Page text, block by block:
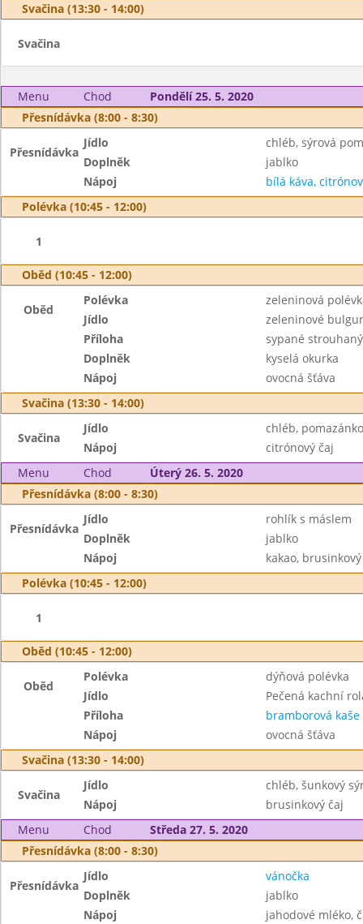
Svačina (13:30 - 14:00)
Svačina
Menu Chod
Pondělí 25. 5. 2020
Přesnídávka (8:00 - 8:30)
Přesnídávka
Jídlo
chléb, sýrová
Doplněk
jablko
Nápoj
bílá káva,
Polévka (10:45 - 12:00)
1
Oběd (10:45 - 12:00)
Oběd
Polévka
zeleninová
Jídlo
zeleninové
Příloha
sypané
Doplněk
kyselá okurka
Nápoj
ovocná šťáva
Svačina (13:30 - 14:00)
Svačina
Jídlo
chléb,
Nápoj
citrónový čaj
Menu
Chod
Úterý 26. 5. 2020
Přesnídávka (8:00 - 8:30)
Přesnídávka
Jídlo
rohlík s máslem
Doplněk
jablko
Nápoj
kakao,
Polévka (10:45 - 12:00)
1
Oběd (10:45 - 12:00)
Oběd
Polévka
dýňová polévka
Jídlo
Pečená kachní
Příloha
bramborová kaše
Nápoj
ovocná šťáva
Svačina (13:30 - 14:00)
Svačina
Jídlo
chléb, šunkový
Nápoj
brusinkový čaj
Menu
Chod
Středa 27. 5. 2020
Přesnídávka (8:00 - 8:30)
Přesnídávka
Jídlo
vánočka
Doplněk
jablko
Nápoj
jahodové mléko,